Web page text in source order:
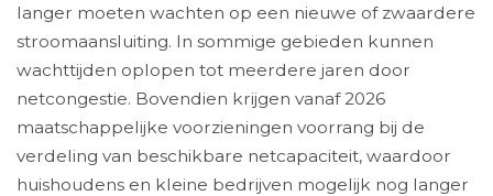
langer moeten wachten op een nieuwe of zwaardere
stroomaansluiting. In sommige gebieden kunnen
wachttijden oplopen tot meerdere jaren door
netcongestie. Bovendien krijgen vanaf 2026
maatschappelijke voorzieningen voorrang bij de
verdeling van beschikbare netcapaciteit, waardoor
huishoudens en kleine bedrijven mogelijk nog langer